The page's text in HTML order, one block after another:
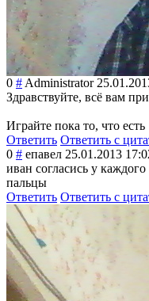
0 #Administrator
Здравствуйте, всё вам
Играйте пока то, что есть
Ответить Ответить с
0 # епавел 25.01.2013
иван согласись у
пальцы
Ответить Ответить с